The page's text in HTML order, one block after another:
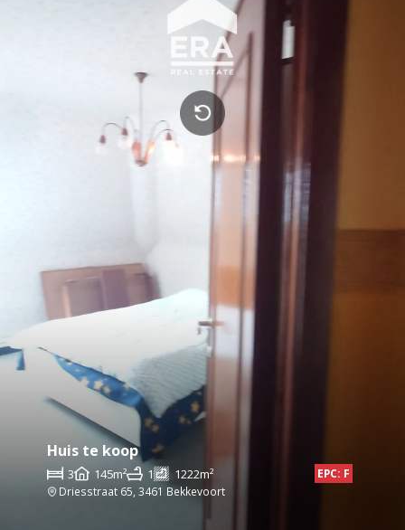
Huis te koop
3 145m² 1 1222m²
EPC: F
Driesstraat 65, 3461 Bekkevoort